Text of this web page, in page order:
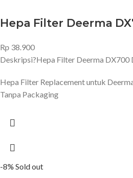
Hepa Filter Deerma
Rp 38.900
Deskripsi?Hepa Filter Deerma DX700
Hepa Filter Replacement untuk
Tanpa Packaging
-8% Sold out